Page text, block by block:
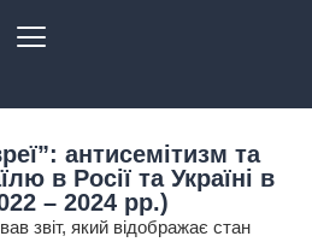
aнтисемітизм та
в Росії та Україні в
– 2024 рр.)
звіт, який відображає стан